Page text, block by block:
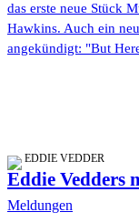
das erste neue Stück
Hawkins. Auch ein
angekündigt: "But
EDDIE VEDDER
Eddie Vedders
Meldungen